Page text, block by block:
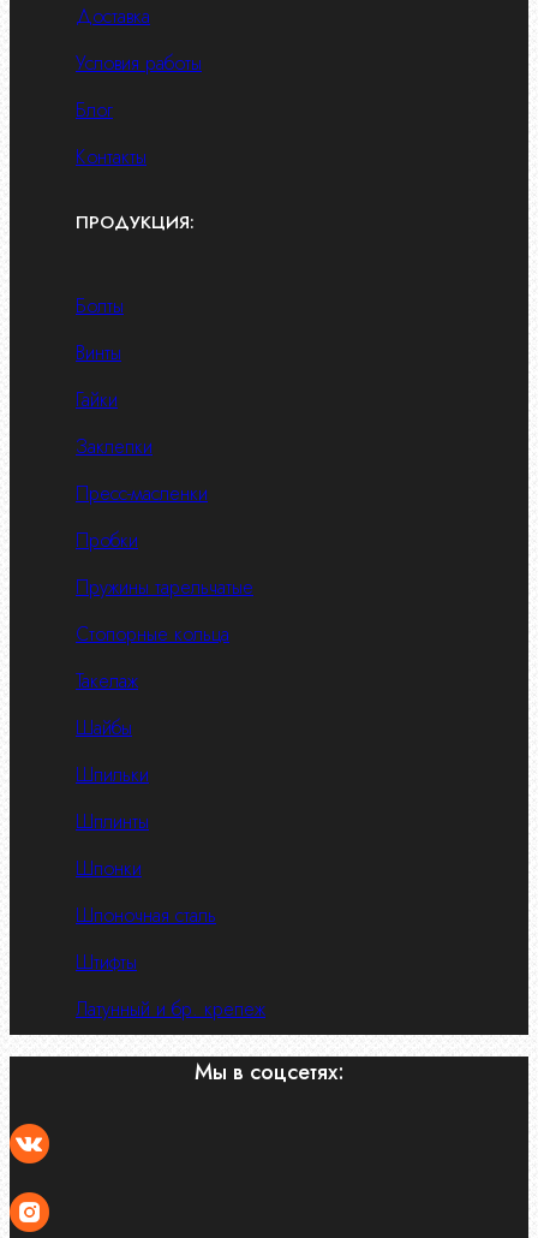
Доставка
Условия работы
Блог
Контакты
ПРОДУКЦИЯ:
Болты
Винты
Гайки
Заклепки
Пресс-масленки
Пробки
Пружины тарельчатые
Стопорные кольца
Такелаж
Шайбы
Шпильки
Шплинты
Шпонки
Шпоночная сталь
Штифты
Латунный и бр. крепеж
Мы в соцсетях: